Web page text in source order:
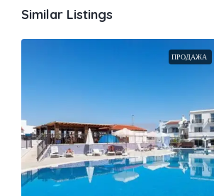
Similar Listings
ПРОДАЖА